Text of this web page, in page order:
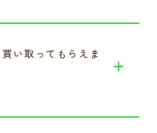
い取ってもらえま